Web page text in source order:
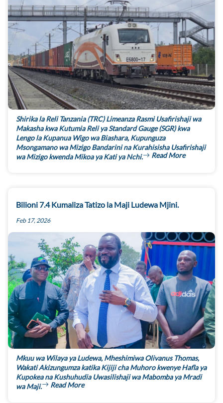
Shirika la Reli Tanzania (TRC) Limeanza Rasmi Usafirishaji wa
Makasha kwa Kutumia Reli ya Standard Gauge (SGR) kwa
Lengo la Kupanua Wigo wa Biashara, Kupunguza
Msongamano wa Mizigo Bandarini na Kurahisisha Usafirishaji
wa Mizigo kwenda Mikoa ya Kati ya Nchi.
Read More
Bilioni 7.4 Kumaliza Tatizo la Maji Ludewa Mjini.
Feb 17, 2026
Mkuu wa Wilaya ya Ludewa, Mheshimiwa Olivanus Thomas,
Wakati Akizungumza katika Kijiji cha Muhoro kwenye Hafla ya
Kupokea na Kushuhudia Uwasilishaji wa Mabomba ya Mradi
wa Maji.
Read More